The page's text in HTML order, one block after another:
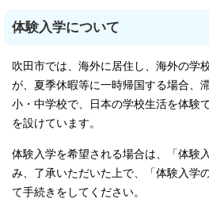
体験入学について
吹田市では、海外に居住し、海外の学
が、夏季休暇等に一時帰国する場合、
小・中学校で、日本の学校生活を体験
を設けています。
体験入学を希望される場合は、「体験
み、了承いただいた上で、「体験入学
て手続きをしてください。